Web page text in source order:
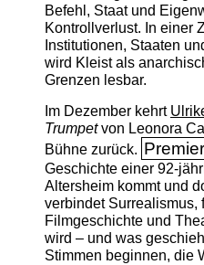
Befehl, Staat und
Kontrollverlust. In einer
Institutionen, Staaten
wird Kleist als
Grenzen lesbar.
Im Dezember kehrt
Trumpetvon Leonora
Bühne zurück.
Geschichte einer 92-
Altersheim kommt und
verbindet Surrealismus,
Filmgeschichte und
wird – und was
Stimmen beginnen, die